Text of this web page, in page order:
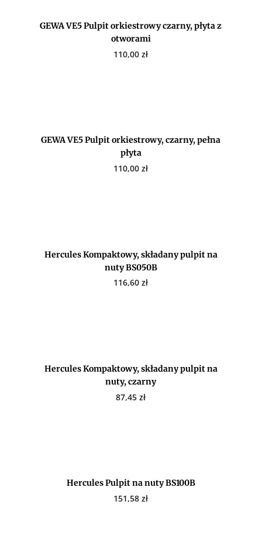
GEWA VE5 Pulpit orkiestrowy czarny, płyta z
otworami
110,00zł
GEWA VE5 Pulpit orkiestrowy, czarny, pełna
płyta
110,00zł
Hercules Kompaktowy, składany pulpit na
nuty BS050B
116,60zł
Hercules Kompaktowy, składany pulpit na
nuty, czarny
87,45zł
Hercules Pulpit na nuty BS100B
151,58zł